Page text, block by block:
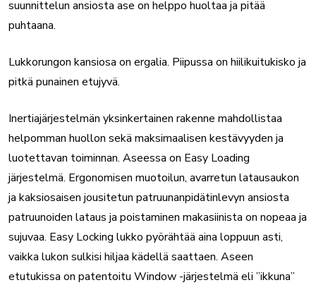
suunnittelun ansiosta ase on helppo huoltaa ja pitää
puhtaana.
Lukkorungon kansiosa on ergalia. Piipussa on hiilikuitukisko ja
pitkä punainen etujyvä.
Inertiajärjestelmän yksinkertainen rakenne mahdollistaa
helpomman huollon sekä maksimaalisen kestävyyden ja
luotettavan toiminnan. Aseessa on Easy Loading
järjestelmä. Ergonomisen muotoilun, avarretun latausaukon
ja kaksiosaisen jousitetun patruunanpidätinlevyn ansiosta
patruunoiden lataus ja poistaminen makasiinista on nopeaa ja
sujuvaa. Easy Locking lukko pyörähtää aina loppuun asti,
vaikka lukon sulkisi hiljaa kädellä saattaen. Aseen
etutukissa on patentoitu Window -järjestelmä eli ”ikkuna”